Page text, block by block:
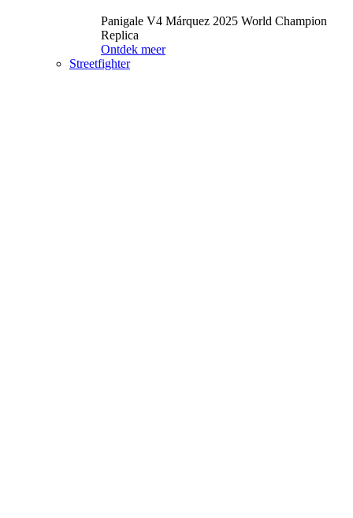
Panigale V4 Márquez 2025 World Champion
Replica
Ontdek meer
Streetfighter